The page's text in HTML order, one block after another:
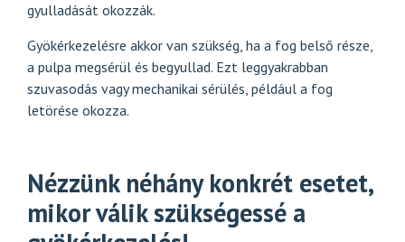
gyulladását okozzák.
Gyökérkezelésre akkor van szükség, ha a fog belső része,
a pulpa megsérül és begyullad. Ezt leggyakrabban
szuvasodás vagy mechanikai sérülés, például a fog
letörése okozza.
Nézzünk néhány konkrét esetet,
mikor válik szükségessé a